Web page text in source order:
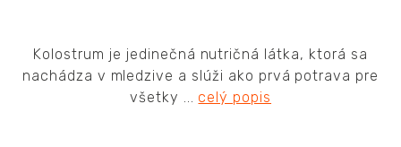
Kolostrum je jedinečná nutričná látka, ktorá sa
nachádza v mledzive a slúži ako prvá potrava pre
všetky ... celý popis